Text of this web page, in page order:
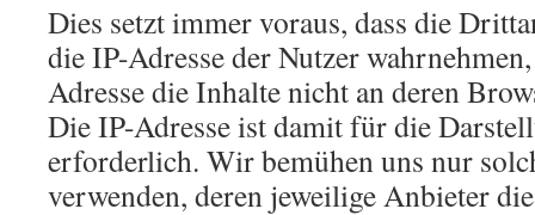
Dies setzt immer voraus, dass die
die IP-Adresse der Nutzer
Adresse die Inhalte nicht an deren
Die IP-Adresse ist damit für die
erforderlich. Wir bemühen uns nur
verwenden, deren jeweilige Anbieter